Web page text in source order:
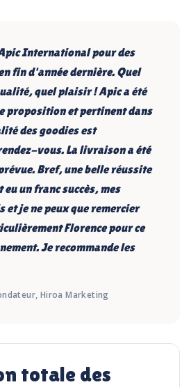
International pour des
fin d'année dernière. Quel
quel plaisir ! Apic a été
proposition et pertinent dans
des goodies est
vous. La livraison a été
Bref, une belle réussite
eu un franc succès, mes
et je ne peux que remercier
Florence pour ce
Je recommande les
Hiroa Marketing
totale des